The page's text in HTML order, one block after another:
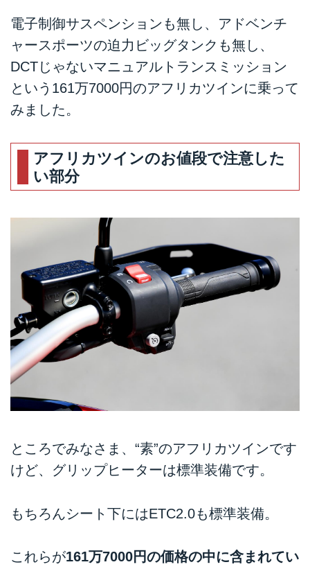
電子制御サスペンションも無し、アドベンチ
ャースポーツの迫力ビッグタンクも無し、
DCTじゃないマニュアルトランスミッション
という161万7000円のアフリカツインに乗って
みました。
アフリカツインのお値段で注意した
い部分
ところでみなさま、“素”のアフリカツインです
けど、グリップヒーターは標準装備です。
もちろんシート下にはETC2.0も標準装備。
これらが161万7000円の価格の中に含まれてい